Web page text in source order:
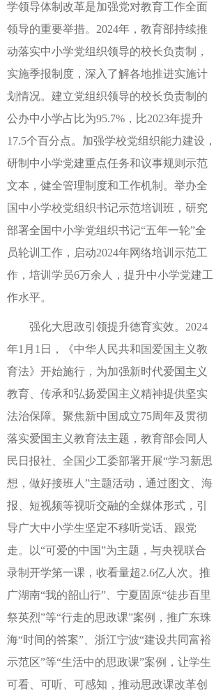
学领导体制改革是加强党对教育工作全面
领导的重要举措。2024年，教育部持续推
动落实中小学党组织领导的校长负责制，
实施季报制度，深入了解各地推进实施计
划情况。建立党组织领导的校长负责制的
公办中小学占比为95.7%，比2023年提升
17.5个百分点。加强学校党组织能力建设，
研制中小学党建重点任务和议事规则示范
文本，健全管理制度和工作机制。举办全
国中小学校党组织书记示范培训班，研究
部署全国中小学党组织书记“五年一轮”全
员轮训工作，启动2024年网络培训示范工
作，培训学员6万余人，提升中小学党建工
作水平。
强化大思政引领提升德育实效。2024
年1月1日，《中华人民共和国爱国主义教
育法》开始施行，为加强新时代爱国主义
教育、传承和弘扬爱国主义精神提供坚实
法治保障。聚焦新中国成立75周年及贯彻
落实爱国主义教育法主题，教育部会同人
民日报社、全国少工委部署开展“学习新思
想，做好接班人”主题活动，通过图文、海
报、短视频等视听交融的全媒体形式，引
导广大中小学生坚定不移听党话、跟党
走。以“可爱的中国”为主题，与央视联合
录制开学第一课，收看量超2.6亿人次。推
广湖南“我的韶山行”、宁夏固原“徒步百里
祭英烈”等“行走的思政课”案例，推广东珠
海“时间的答案”、浙江宁波“建设共同富裕
示范区”等“生活中的思政课”案例，让学生
可看、可听、可感知，推动思政课改革创